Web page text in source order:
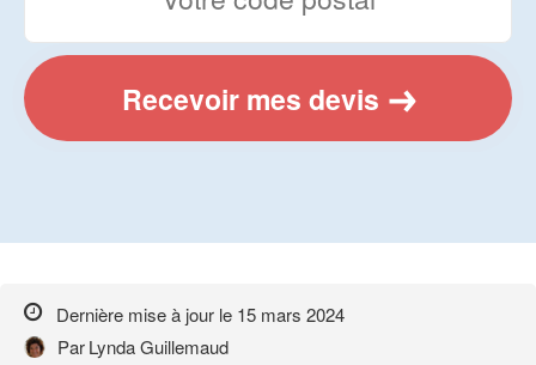
Recevoir mes devis
Dernière mise à jour le 15 mars 2024
ParLynda Guillemaud